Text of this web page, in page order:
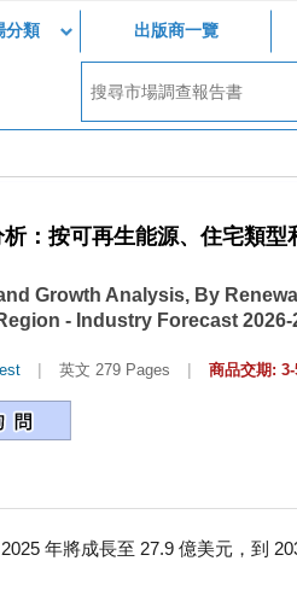
分類 出版商一覽
：按可再生能源、住宅類
Growth Analysis, By
- Industry Forecast 2026-
| 英文 279 Pages | 商品交期:
年將成長至 27.9 億美元，到